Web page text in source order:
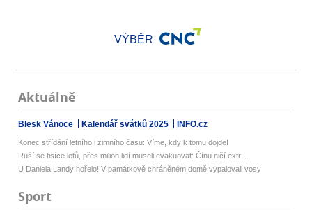
VÝBĚR
Aktuálně
Blesk Vánoce Kalendář svátků 2025 INFO.cz
Konec střídání letního i zimního času: Víme, kdy k tomu dojde!
Ruší se tisíce letů, přes milion lidí museli evakuovat: Čínu ničí extr...
U Daniela Landy hořelo! V památkově chráněném domě vypalovali vosy
Sport